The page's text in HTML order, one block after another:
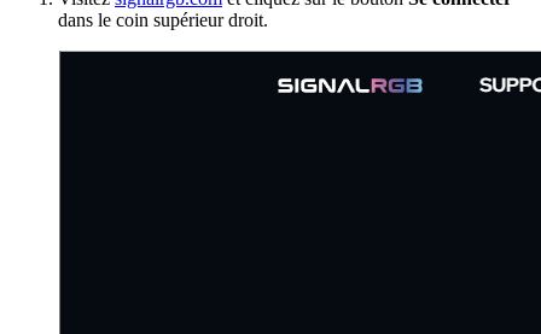
dans le coin supérieur droit.